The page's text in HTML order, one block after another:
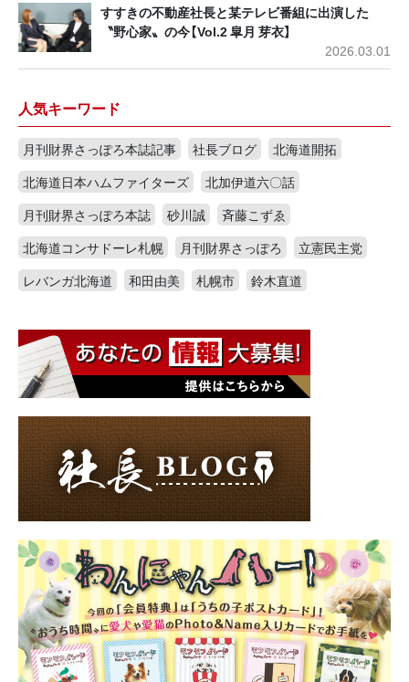
すすきの不動産社長と某テレビ番組に出演した
〝野心家〟の今【Vol.2 皐月 芽衣】
2026.03.01
人気キーワード
月刊財界さっぽろ本誌記事 社長ブログ
北海道開拓
北海道日本ハムファイターズ
北加伊道六〇話
月刊財界さっぽろ本誌
砂川誠
斉藤こずゑ
北海道コンサドーレ札幌
月刊財界さっぽろ
立憲民主党
レバンガ北海道
和田由美 札幌市 鈴木直道